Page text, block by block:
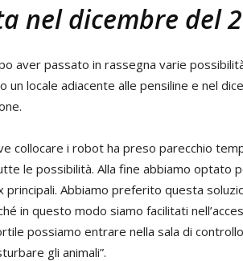
nel dicembre del
aver passato in rassegna varie
un locale adiacente alle pensiline e nel
collocare i robot ha preso parecchio
le possibilità. Alla fine abbiamo optato
Abbiamo preferito questa
in questo modo siamo facilitati
possiamo entrare nella sala di
gli animali”.